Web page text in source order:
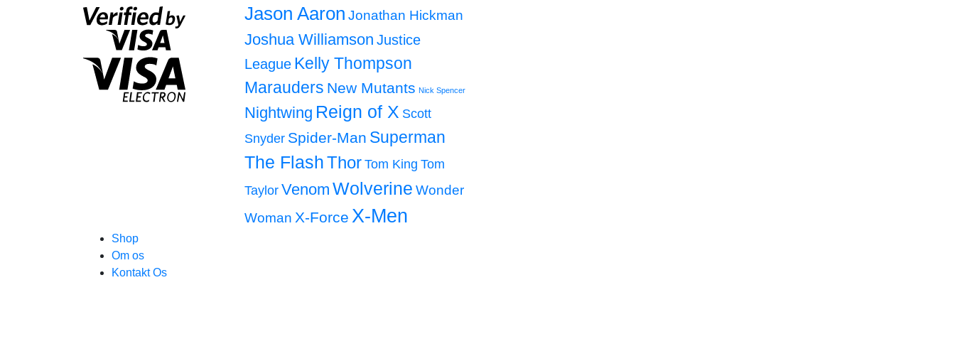
Jason Aaron Jonathan Hickman
Joshua Williamson Justice
League Kelly Thompson
Marauders New Mutants Nick Spencer
Nightwing Reign of X Scott
Snyder Spider-Man Superman
The FlashThor Tom King Tom
Taylor Venom Wolverine Wonder
Woman X-Force X-Men
Shop
Om os
Kontakt Os